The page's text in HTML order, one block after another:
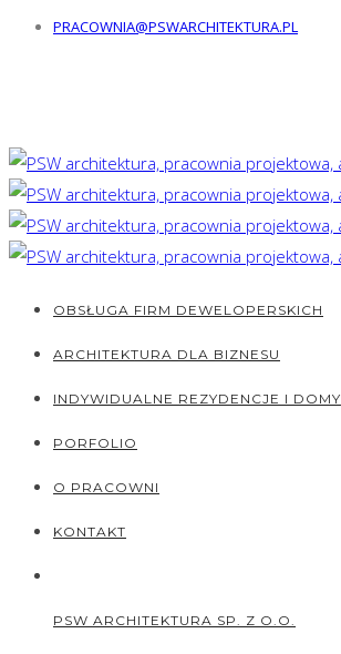
PRACOWNIA@PSWARCHITEKTURA.PL
OBSŁUGA FIRM DEWELOPERSKICH
ARCHITEKTURA DLA BIZNESU
INDYWIDUALNE REZYDENCJE I DOMY
PORFOLIO
O PRACOWNI
KONTAKT
PSW ARCHITEKTURA SP. Z O.O.